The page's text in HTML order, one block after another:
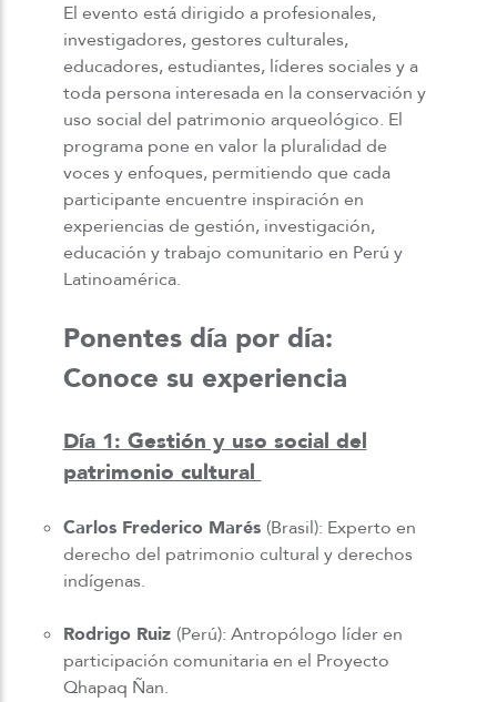
El evento está dirigido a profesionales,
investigadores, gestores culturales,
educadores, estudiantes, líderes sociales y a
toda persona interesada en la conservación y
uso social del patrimonio arqueológico. El
programa pone en valor la pluralidad de
voces y enfoques, permitiendo que cada
participante encuentre inspiración en
experiencias de gestión, investigación,
educación y trabajo comunitario en Perú y
Latinoamérica.
Ponentes día por día:
Conoce su experiencia
Día 1: Gestión y uso social del
patrimonio cultural
Carlos Frederico Marés (Brasil): Experto en
derecho del patrimonio cultural y derechos
indígenas.
Rodrigo Ruiz (Perú): Antropólogo líder en
participación comunitaria en el Proyecto
Qhapaq Ñan.